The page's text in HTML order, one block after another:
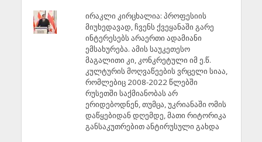
ირაკლი კირცხალია: პროფესიის
მიუხედავად, ჩვენს ქვეყანაში გარე
ინტერესებს არაერთი ადამიანი
ემსახურება. ამის საუკეთესო
მაგალითი კი, კონკრეტული იმ ე.წ.
კულტურის მოღვაწეების ვრცელი სიაა,
რომლებიც 2008-2022 წლებში
რუსეთში საქმიანობას არ
ერიდებოდნენ, თუმცა, უკრიანაში ომის
დაწყებიდან დღემდე, მათი რიტორიკა
განსაკუთრებით ანტირუსული გახდა